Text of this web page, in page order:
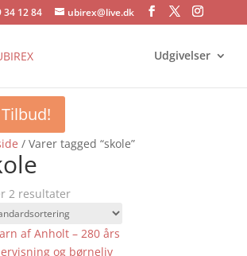
34 12 84 ubirex@live.dk
Udgivelser
/ Varer tagged “skole”
2 resultater
Tilbud!